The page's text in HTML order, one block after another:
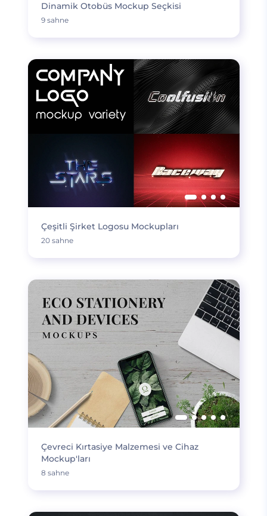
Dinamik Otobüs Mockup Seçkisi
9 sahne
Çeşitli Şirket Logosu Mockupları
20 sahne
Çevreci Kırtasiye Malzemesi ve Cihaz
Mockup'ları
8 sahne